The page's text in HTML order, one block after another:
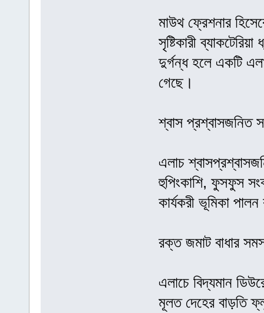
মাউথ ফ্রেশনার
সৃষ্টিকারী
দুর্গন্ধ হলে একটি
গেছে।
শ্বাস প্রশ্বাসজনিত
এলাচ
হুপিংকাশি, ফুসফুস
কার্যকরী ভূমিকা
রক্ত জমাট বাধার
এলাচে বিদ্যমান
মূলত দেহের বাড়তি